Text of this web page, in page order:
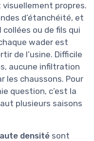
visuellement propres.
d’étanchéité, et
collées ou de fils qui
wader est
de l’usine. Difficile
aucune infiltration
les chaussons. Pour
question, c’est la
plusieurs saisons
densité sont